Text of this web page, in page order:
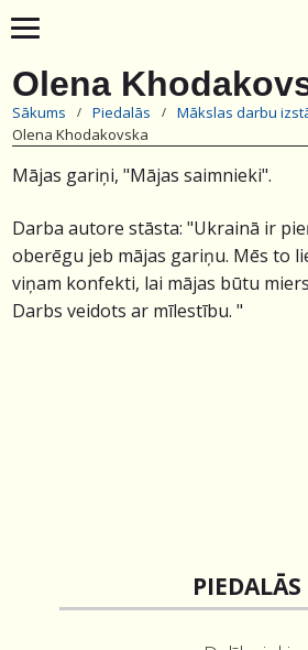
Olena
Sākums Piedalās
Mākslas darbu
Olena Khodakovska
Mājas gariņi, "Mājas saimnieki".
Darba autore stāsta: "Ukrainā ir
oberēgu jeb mājas gariņu. Mēs to
viņam konfekti, lai mājas būtu
Darbs veidots ar mīlestību. "
PIEDALĀS